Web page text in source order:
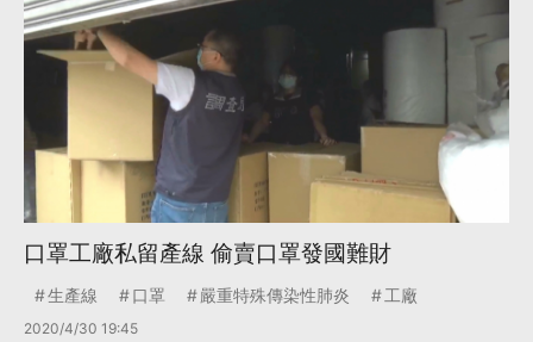
口罩工廠私留產線 偷賣口罩發國難財
生產線 口罩 嚴重特殊傳染性肺炎 工廠
2020/4/30 19:45